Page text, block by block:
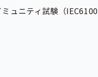
ニティ試験（